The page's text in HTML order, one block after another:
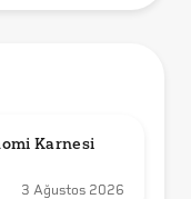
Karnesi
3 Ağustos 2026